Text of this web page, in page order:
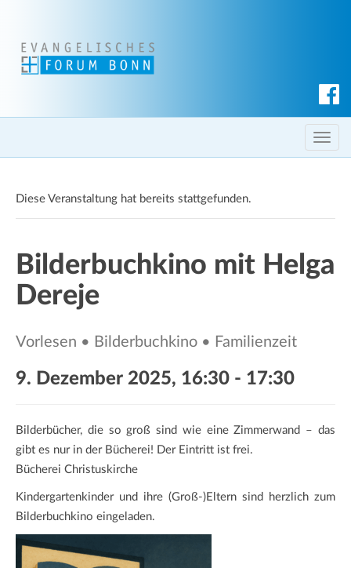
c
h T
o
l
n
a
n
Diese Veranstaltung hat bereits stattgefunden.
Bilderbuchkino mit Helga
Dereje
Vorlesen • Bilderbuchkino • Familienzeit
9. Dezember 2025, 16:30 - 17:30
Bilderbücher, die so groß sind wie eine Zimmerwand – das
gibt es nur in der Bücherei! Der Eintritt ist frei.
Bücherei Christuskirche
Kindergartenkinder und ihre (Groß-)Eltern sind herzlich zum
Bilderbuchkino eingeladen.